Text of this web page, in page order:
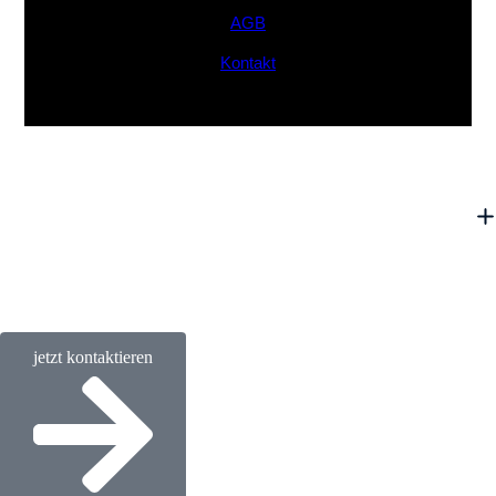
AGB
Kontakt
jetzt kontaktieren